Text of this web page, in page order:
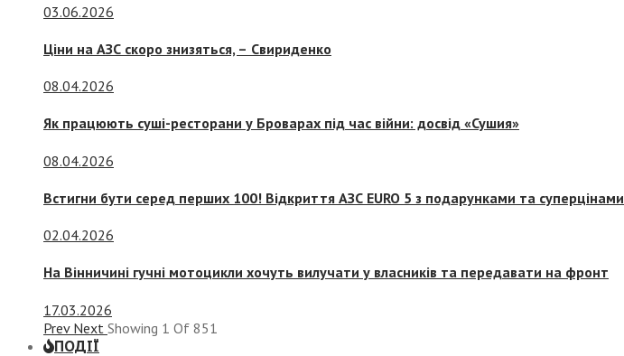
03.06.2026
Ціни на АЗС скоро знизяться, – Свириденко
08.04.2026
Як працюють суші-ресторани у Броварах під час війни: досвід «Сушия»
08.04.2026
Встигни бути серед перших 100! Відкриття АЗС EURO 5 з подарунками та суперцінами
02.04.2026
На Вінничині гучні мотоцикли хочуть вилучати у власників та передавати на фронт
17.03.2026
Prev Next Showing 1 Of 851
ПОДІЇ